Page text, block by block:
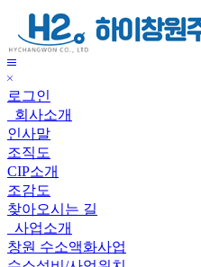
메
보
기
닫
기
로그인
회사소개
인사말
조직도
CIP소개
조감도
찾아오시는 길
사업소개
창원 수소액화사업